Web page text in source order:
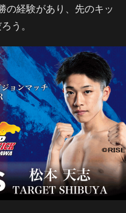
の経験があり、先のキッ
う。